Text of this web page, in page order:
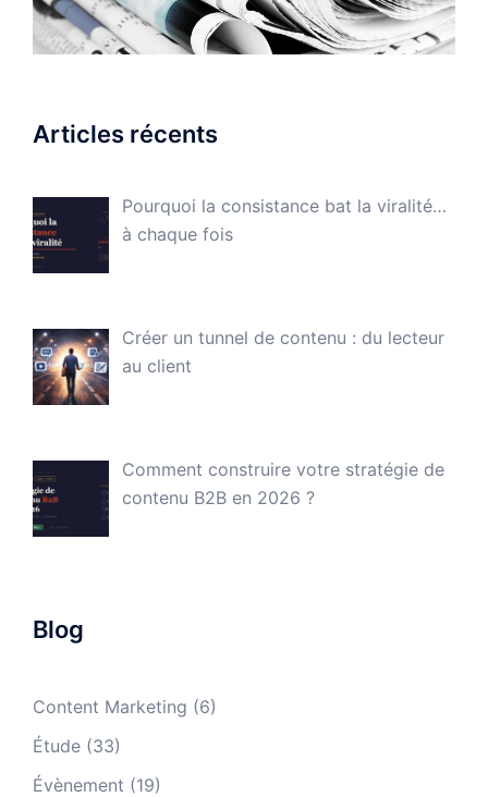
Articles récents
Pourquoi la consistance bat la viralité…
à chaque fois
Créer un tunnel de contenu : du lecteur
au client
Comment construire votre stratégie de
contenu B2B en 2026 ?
Blog
Content Marketing (6)
Étude (33)
Évènement (19)